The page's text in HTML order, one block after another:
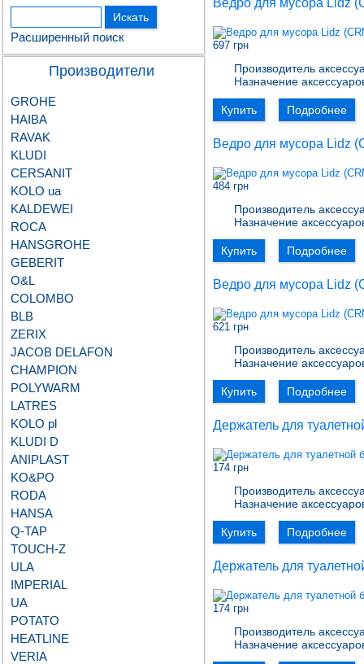
Расширенный поиск
Производители
GROHE
HAIBA
RAVAK
KLUDI
CERSANIT
KOLO ua
KALDEWEI
ROCA
HANSGROHE
GEBERIT
О&L
COLOMBO
BLB
ZERIX
JACOB DELAFON
CHAMPION
POLYWARM
LATRES
KOLO pl
KLUDI D
ANIPLAST
KO&PO
RODA
HANSA
Q-TAP
TOUCH-Z
ULA
IMPERIAL
UA
POTATO
HEATLINE
VERIA
Ведро для мусора Lidz
697 грн
Производитель
Назначение
Купить Подробнее
Ведро для мусора Lidz
484 грн
Производитель
Назначение
Купить Подробнее
Ведро для мусора Lidz
621 грн
Производитель
Назначение
Купить Подробнее
Держатель для
174 грн
Производитель
Назначение
Купить Подробнее
Держатель для
174 грн
Производитель
Назначение